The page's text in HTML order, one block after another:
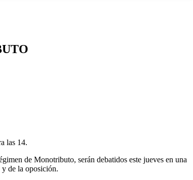
las 14.
de Monotributo, serán debatidos este jueves en una
y de la oposición.